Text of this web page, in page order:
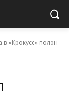
«Крокусе» полон